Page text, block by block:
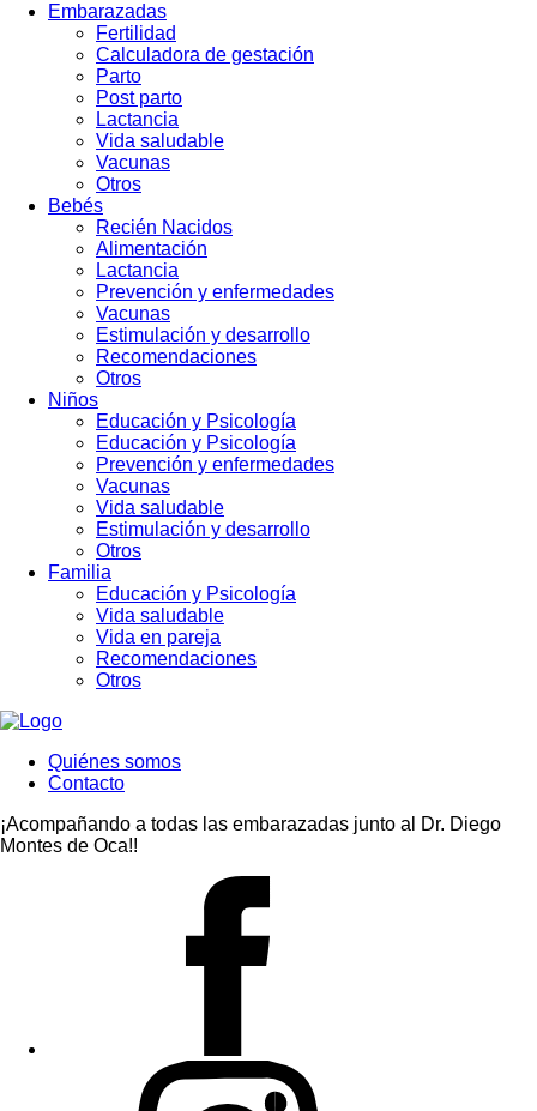
Embarazadas
Fertilidad
Calculadora de gestación
Parto
Post parto
Lactancia
Vida saludable
Vacunas
Otros
Bebés
Recién Nacidos
Alimentación
Lactancia
Prevención y enfermedades
Vacunas
Estimulación y desarrollo
Recomendaciones
Otros
Niños
Educación y Psicología
Educación y Psicología
Prevención y enfermedades
Vacunas
Vida saludable
Estimulación y desarrollo
Otros
Familia
Educación y Psicología
Vida saludable
Vida en pareja
Recomendaciones
Otros
Quiénes somos
Contacto
¡Acompañando a todas las embarazadas junto al Dr. Diego
Montes de Oca!!